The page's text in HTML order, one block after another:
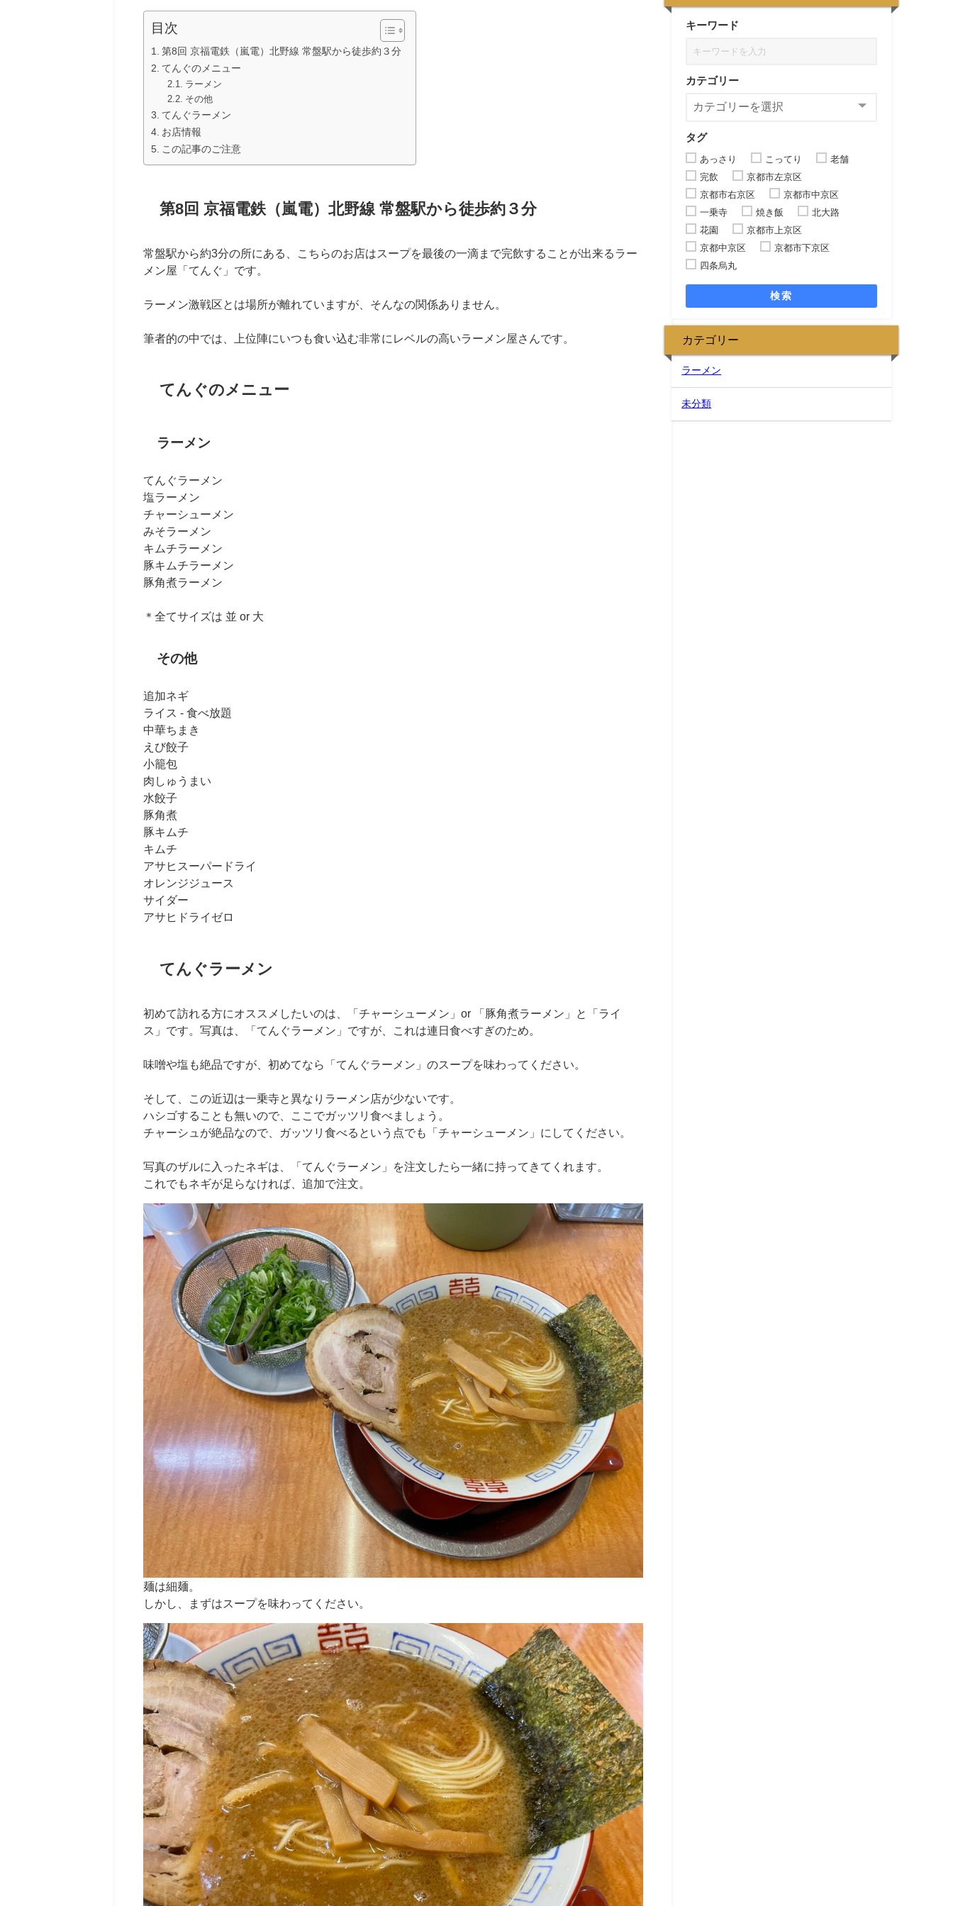
目次
第8回 京福電鉄（嵐電）北野線 常盤駅から徒歩約３分
てんぐのメニュー
ラーメン
その他
てんぐラーメン
お店情報
この記事のご注意
第8回 京福電鉄（嵐電）北野線 常盤駅から徒歩約３分
常盤駅から約3分の所にある、こちらのお店はスープを最後の一滴まで完飲することが出来るラー
メン屋「てんぐ」です。
ラーメン激戦区とは場所が離れていますが、そんなの関係ありません。
筆者的の中では、上位陣にいつも食い込む非常にレベルの高いラーメン屋さんです。
てんぐのメニュー
ラーメン
てんぐラーメン
塩ラーメン
チャーシューメン
みそラーメン
キムチラーメン
豚キムチラーメン
豚角煮ラーメン
＊全てサイズは 並 or 大
その他
追加ネギ
ライス - 食べ放題
中華ちまき
えび餃子
小籠包
肉しゅうまい
水餃子
豚角煮
豚キムチ
キムチ
アサヒスーパードライ
オレンジジュース
サイダー
アサヒドライゼロ
てんぐラーメン
初めて訪れる方にオススメしたいのは、「チャーシューメン」or 「豚角煮ラーメン」と「ライ
ス」です。写真は、「てんぐラーメン」ですが、これは連日食べすぎのため。
味噌や塩も絶品ですが、初めてなら「てんぐラーメン」のスープを味わってください。
そして、この近辺は一乗寺と異なりラーメン店が少ないです。
ハシゴすることも無いので、ここでガッツリ食べましょう。
チャーシュが絶品なので、ガッツリ食べるという点でも「チャーシューメン」にしてください。
写真のザルに入ったネギは、「てんぐラーメン」を注文したら一緒に持ってきてくれます。
これでもネギが足らなければ、追加で注文。
麺は細麺。
しかし、まずはスープを味わってください。
キーワード
カテゴリー
タグ
あっさり こってり
老舗
完飲
京都市左京区
京都市右京区
京都市中京区
一乗寺
焼き飯
北大路
花園
京都市上京区
京都中京区
京都市下京区
四条烏丸
検索
カテゴリー
ラーメン
未分類